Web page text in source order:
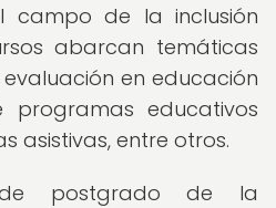
campo de la inclusión
abarcan temáticas
en educación
programas educativos
asistivas, entre otros.
postgrado de la